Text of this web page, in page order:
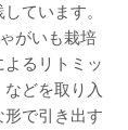
ています。
がいも栽培
るリトミッ
どを取り入
で引き出す